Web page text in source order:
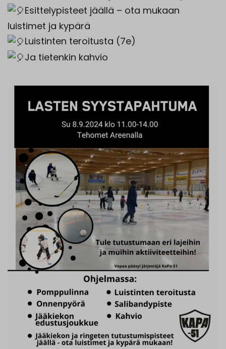
Esittelypisteet jäällä – ota mukaan
luistimet ja kypärä
Luistinten teroitusta (7e)
Ja tietenkin kahvio